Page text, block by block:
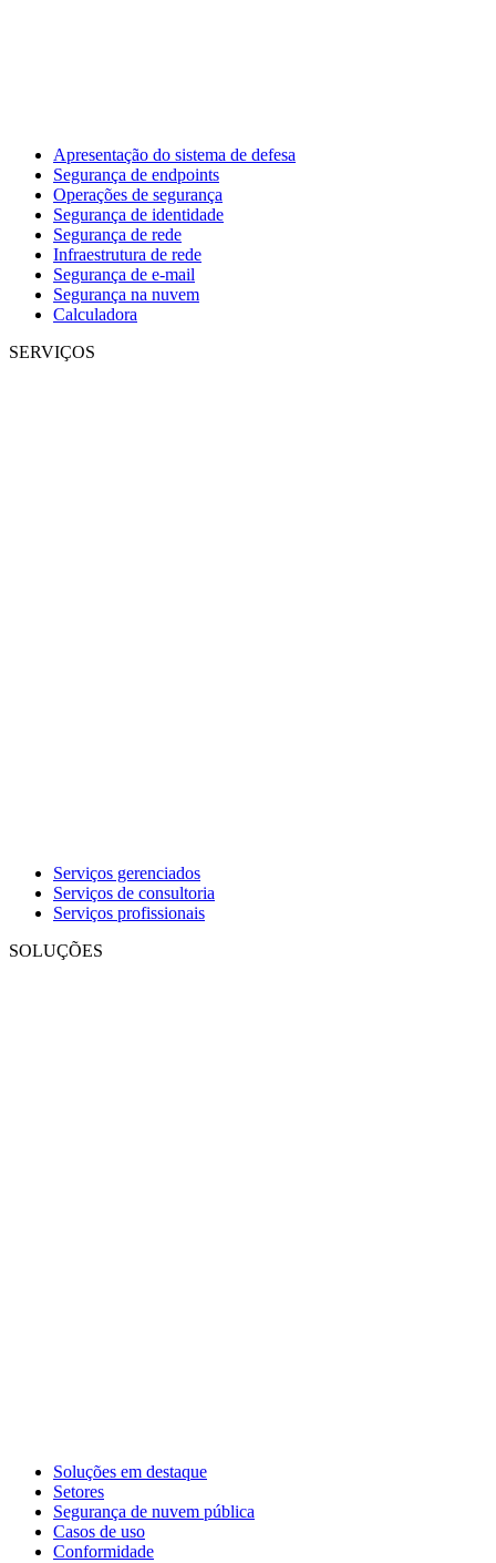
Apresentação do sistema de defesa
Segurança de endpoints
Operações de segurança
Segurança de identidade
Segurança de rede
Infraestrutura de rede
Segurança de e-mail
Segurança na nuvem
Calculadora
SERVIÇOS
Serviços gerenciados
Serviços de consultoria
Serviços profissionais
SOLUÇÕES
Soluções em destaque
Setores
Segurança de nuvem pública
Casos de uso
Conformidade